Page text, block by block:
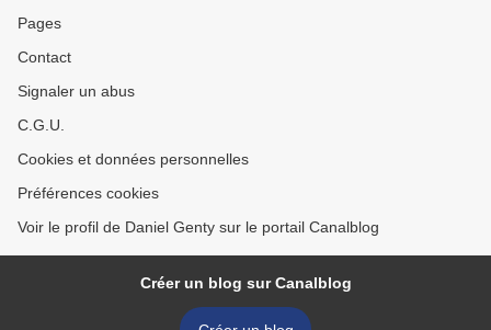
Pages
Contact
Signaler un abus
C.G.U.
Cookies et données personnelles
Préférences cookies
Voir le profil de Daniel Genty sur le portail Canalblog
Créer un blog sur Canalblog